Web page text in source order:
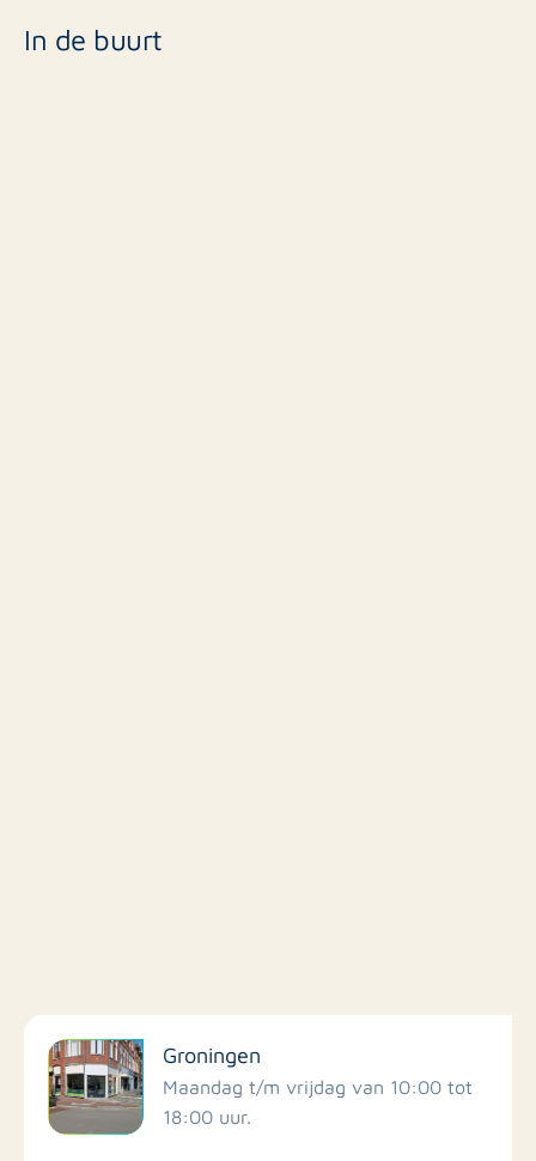
In de buurt
Filter op faciliteiten
Scholen
Groningen
Maandag t/m vrijdag van 10:00 tot
18:00 uur.